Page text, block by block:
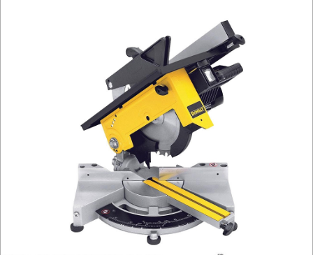
ciesielskie
odciągi-
odkurzacze
okleiniarki
pilarki
stołowe